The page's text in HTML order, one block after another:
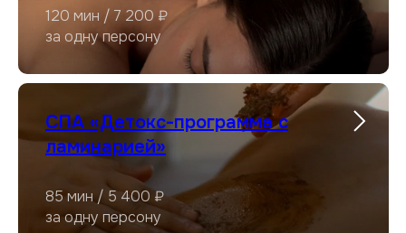
120 мин / 7 200 ₽
за одну персону
СПА «Детокс-программа с
ламинарией»
85 мин / 5 400 ₽
за одну персону